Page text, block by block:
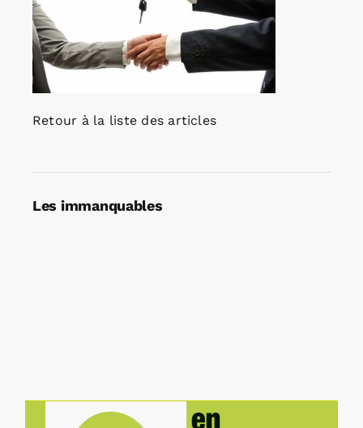
Retour à la liste des articles
Les immanquables